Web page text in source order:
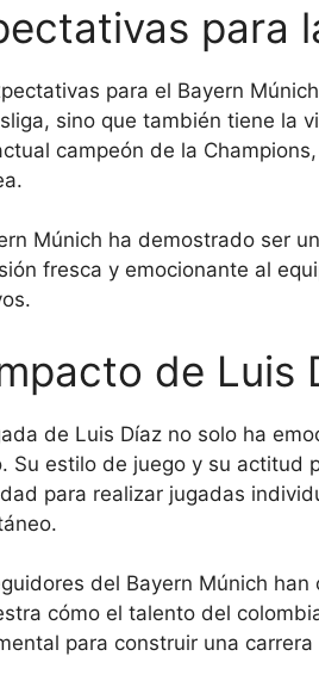
para
para el Bayern
sino que también tiene la
campeón de la
Múnich ha demostrado ser
fresca y emocionante al
de Luis
de Luis Díaz no solo ha
Su estilo de juego y su actitud
para realizar jugadas
del Bayern Múnich
cómo el talento del
para construir una